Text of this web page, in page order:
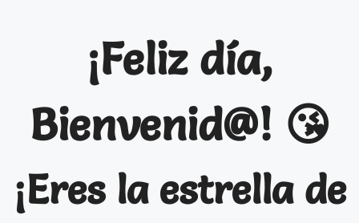
¡Feliz día,
Bienvenid@! 😘
¡Eres la estrella de